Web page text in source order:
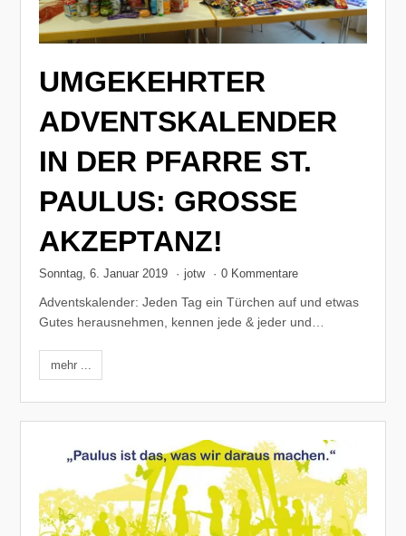
UMGEKEHRTER
ADVENTSKALENDER
IN DER PFARRE ST.
PAULUS: GROSSE A
KZEPTANZ!
Sonntag, 6. Januar 2019 · jotw · 0 Kommentare
Adventskalender: Jeden Tag ein Türchen auf und etwas
Gutes herausnehmen, kennen jede & jeder und…
mehr ...